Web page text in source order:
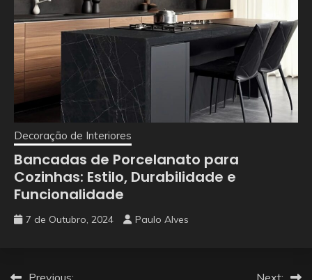
Decoração de Interiores
Bancadas de Porcelanato para
Cozinhas: Estilo, Durabilidade e
Funcionalidade
7 de Outubro, 2024 Paulo Alves
Previous: Next: